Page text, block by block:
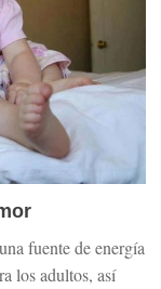
fuente de energía
los adultos, así